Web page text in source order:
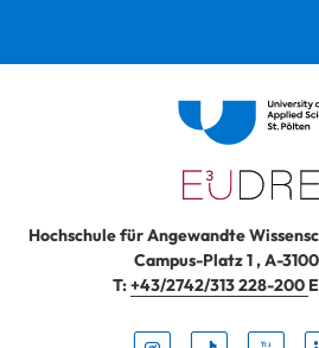
Hochschule für Angewandte
Campus-Platz 1,A-3100
T:+43/2742/313 228-200